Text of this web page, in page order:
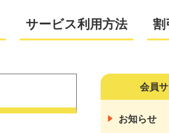
サービス利用方法 割
会員
お知らせ